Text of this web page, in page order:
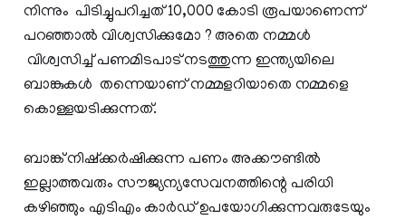
നിന്നും പിടിച്ചുപറിച്ചത് 10,000 കോടി രൂപയാണെന്ന്
പറഞ്ഞാല്‍ വിശ്വസിക്കുമോ ? അതെ നമ്മള്‍
വിശ്വസിച്ച് പണമിടപാട് നടത്തുന്ന ഇന്ത്യയിലെ
ബാങ്കുകള്‍ തന്നെയാണ് നമ്മളറിയാതെ നമ്മളെ
കൊള്ളയടിക്കുന്നത്‌.
ബാങ്ക് നിഷ്‌ക്കര്‍ഷിക്കുന്ന പണം അക്കൗണ്ടില്‍
ഇല്ലാത്തവരും സൗജ്യന്യസേവനത്തിന്റെ പരിധി
കഴിഞ്ഞും എടിഎം കാര്‍ഡ് ഉപയോഗിക്കുന്നവരുടേയും